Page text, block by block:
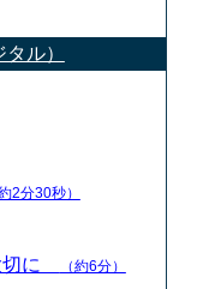
ル）
約2分30秒）
切に （約6分）